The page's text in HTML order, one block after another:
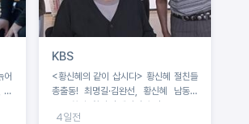
해
KBS
<황신혜의 같이 삽시다> 황신혜 절친들
총출동! 최명길·김완선, 황신혜 남동생
‘구족화가’ 황정언 개인전 출격
4일전